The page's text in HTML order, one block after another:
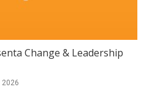
Change & Leadership
2026